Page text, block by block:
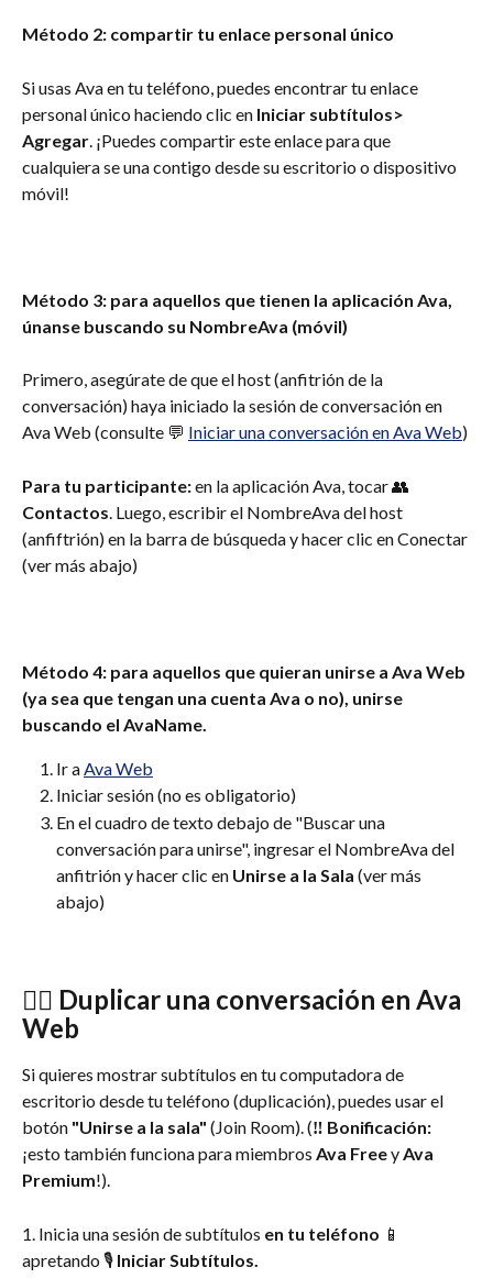
Método 2: compartir tu enlace personal único
Si usas Ava en tu teléfono, puedes encontrar tu enlace
personal único haciendo clic en Iniciar subtítulos>
Agregar. ¡Puedes compartir este enlace para que
cualquiera se una contigo desde su escritorio o dispositivo
móvil!
Método 3: para aquellos que tienen la aplicación Ava,
únanse buscando su NombreAva (móvil)
Primero, asegúrate de que el host (anfitrión de la
conversación) haya iniciado la sesión de conversación en
Ava Web (consulte 💬 Iniciar una conversación en Ava Web)
Para tu participante: en la aplicación Ava, tocar 👥
Contactos. Luego, escribir el NombreAva del host
(anfiftrión) en la barra de búsqueda y hacer clic en Conectar
(ver más abajo)
Método 4: para aquellos que quieran unirse a Ava Web
(ya sea que tengan una cuenta Ava o no), unirse
buscando el AvaName.
Ir a Ava Web
Iniciar sesión (no es obligatorio)
En el cuadro de texto debajo de "Buscar una
conversación para unirse", ingresar el NombreAva del
anfitrión y hacer clic en Unirse a la Sala (ver más
abajo)
👯‍♂️ Duplicar una conversación en Ava
Web
Si quieres mostrar subtítulos en tu computadora de
escritorio desde tu teléfono (duplicación), puedes usar el
botón "Unirse a la sala" (Join Room). (‼ Bonificación:
¡esto también funciona para miembros Ava Free y Ava
Premium!).
1. Inicia una sesión de subtítulos en tu teléfono 📱
apretando 🎙 Iniciar Subtítulos.